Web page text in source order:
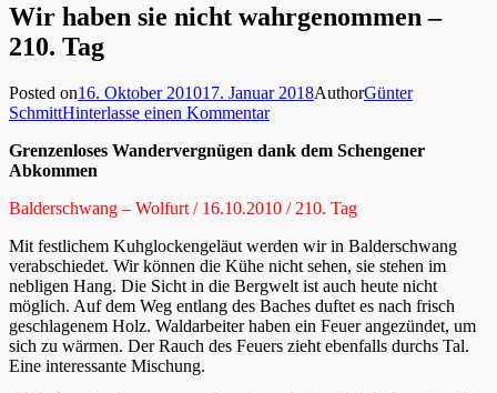
Wir haben sie nicht wahrgenommen –
210. Tag
Posted on16. Oktober 201017. Januar 2018AuthorGünter
SchmittHinterlasse einen Kommentar
Grenzenloses Wandervergnügen dank dem Schengener
Abkommen
Balderschwang – Wolfurt / 16.10.2010 / 210. Tag
Mit festlichem Kuhglockengeläut werden wir in Balderschwang
verabschiedet. Wir können die Kühe nicht sehen, sie stehen im
nebligen Hang. Die Sicht in die Bergwelt ist auch heute nicht
möglich. Auf dem Weg entlang des Baches duftet es nach frisch
geschlagenem Holz. Waldarbeiter haben ein Feuer angezündet, um
sich zu wärmen. Der Rauch des Feuers zieht ebenfalls durchs Tal.
Eine interessante Mischung.